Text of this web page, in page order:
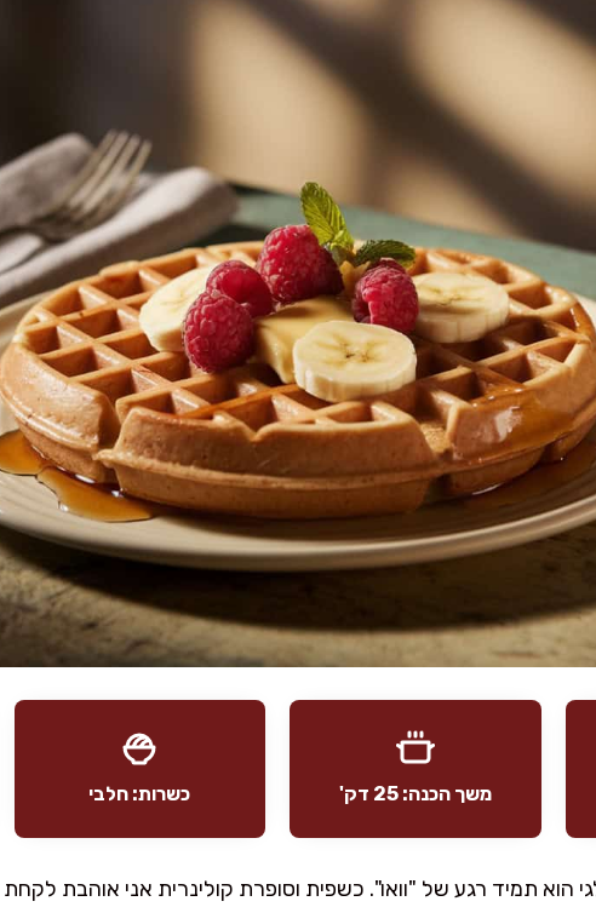
משך הכנה: 25 דק' כשרות: חלבי
הוא תמיד רגע של "וואו". כשפית וסופרת קולינרית אני אוהבת